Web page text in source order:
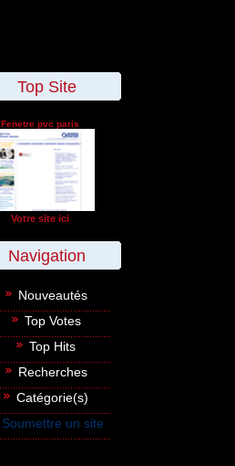
Top Site
Fenetre pvc paris
Votre site ici
Navigation
Nouveautés
Top Votes
Top Hits
Recherches
Catégorie(s)
Soumettre un site